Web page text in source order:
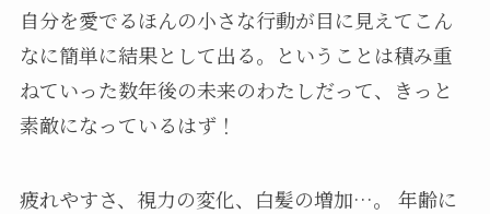
自分を愛でるほんの小さな行動が目に見えてこん
なに簡単に結果として出る。ということは積み重
ねていった数年後の未来のわたしだって、きっと
素敵になっているはず！
疲れやすさ、視力の変化、白髪の増加…。 年齢に